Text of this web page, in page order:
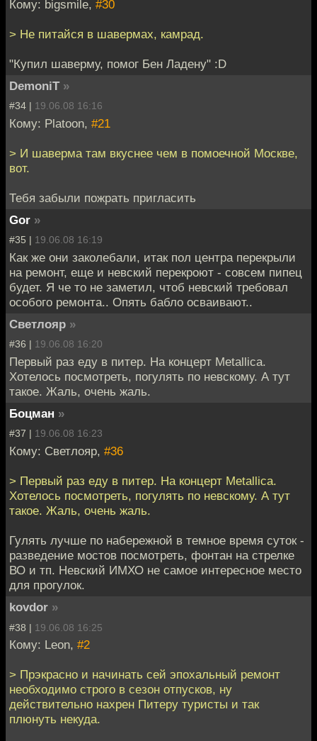
Кому: bigsmile, #30
> Не питайся в шавермах, камрад.
"Купил шаверму, помог Бен Ладену" :D
DemoniT »
#34 | 19.06.08 16:16
Кому: Platoon, #21
> И шаверма там вкуснее чем в помоечной Москве,
вот.
Тебя забыли пожрать пригласить
Gor »
#35 | 19.06.08 16:19
Как же они заколебали, итак пол центра перекрыли
на ремонт, еще и невский перекроют - совсем пипец
будет. Я че то не заметил, чтоб невский требовал
особого ремонта.. Опять бабло осваивают..
Светлояр »
#36 | 19.06.08 16:20
Первый раз еду в питер. На концерт Metallica.
Хотелось посмотреть, погулять по невскому. А тут
такое. Жаль, очень жаль.
Боцман »
#37 | 19.06.08 16:23
Кому: Светлояр, #36
> Первый раз еду в питер. На концерт Metallica.
Хотелось посмотреть, погулять по невскому. А тут
такое. Жаль, очень жаль.
Гулять лучше по набережной в темное время суток -
разведение мостов посмотреть, фонтан на стрелке
ВО и тп. Невский ИМХО не самое интересное место
для прогулок.
kovdor »
#38 | 19.06.08 16:25
Кому: Leon, #2
> Прэкрасно и начинать сей эпохальный ремонт
необходимо строго в сезон отпусков, ну
действительно нахрен Питеру туристы и так
плюнуть некуда.